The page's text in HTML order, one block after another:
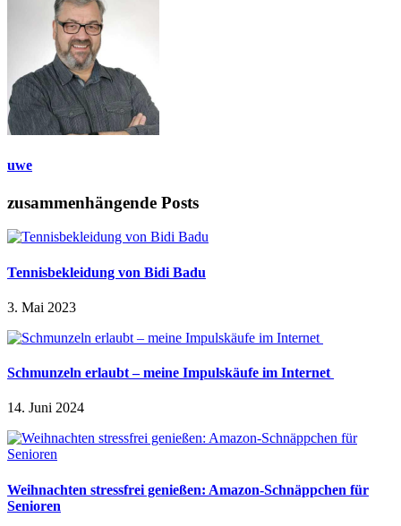
uwe
zusammenhängende Posts
Tennisbekleidung von Bidi Badu
3. Mai 2023
Schmunzeln erlaubt – meine Impulskäufe im Internet
14. Juni 2024
Weihnachten stressfrei genießen: Amazon-Schnäppchen für
Senioren